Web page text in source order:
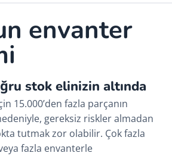
envanter
stok elinizin altında
15.000’den fazla parçanın
gereksiz riskler almadan
tutmak zor olabilir. Çok fazla
fazla envanterle